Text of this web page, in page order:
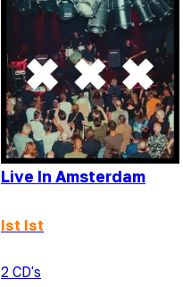
Live In Amsterdam
Ist Ist
2 CD's